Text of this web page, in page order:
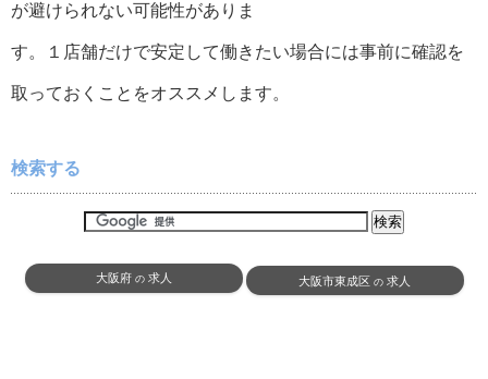
が避けられない可能性がありま
す。１店舗だけで安定して働きたい場合には事前に確認を
取っておくことをオススメします。
検索する
大阪府の 求人 大阪市東成区 の 求人